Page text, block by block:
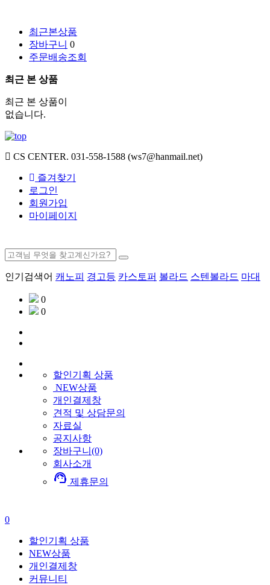
최근본상품
장바구니 0
주문배송조회
최근 본 상품
최근 본 상품이
없습니다.
CS CENTER. 031-558-1588 (ws7@hanmail.net)
즐겨찾기
로그인
회원가입
마이페이지
인기검색어 캐노피 경고등 카스토퍼 볼라드 스텐볼라드 마대
0
0
할인기획 상품
NEW상품
개인결제창
견적 및 상담문의
자료실
공지사항
장바구니(0)
회사소개
support_agent 제휴문의
0
할인기획 상품
NEW상품
개인결제창
커뮤니티